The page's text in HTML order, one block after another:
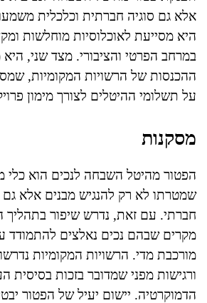
אלא גם סוגיה חברתית וכלכלית
היא מסייעת לאוכלוסיות מוחלשות
במרחב הפרטי והציבורי. מצד שני,
ההכנסות של הרשויות המקומיות,
על תשלומי ההיטלים לצורך מימון
מסקנות
הפטור מהיטל השבחה לנכים הוא כלי
שמטרתו לא רק להנגיש מבנים אלא גם
חברתי. עם זאת, נדרש שיפור בתהליך
מקרים שבהם נכים נאלצים להתמודד
מורכבת מדי. הרשויות המקומיות
ורגישות מפני שמדובר בזכות בסיסית
הדמוקרטיה. יישום יעיל של הפטור